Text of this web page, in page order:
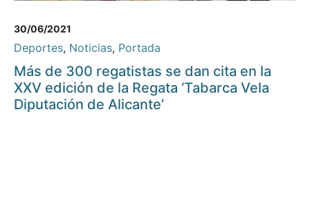
30/06/2021
Deportes, Noticias, Portada
Más de 300 regatistas se dan cita en la
XXV edición de la Regata ‘Tabarca Vela
Diputación de Alicante’